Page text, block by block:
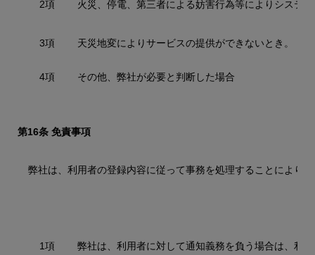
2項 火災、停電、第三者による妨害行為等によりシステ
3項 天災地変によりサービスの提供ができないとき。
4項 その他、弊社が必要と判断した場合
第16条 免責事項
弊社は、利用者の登録内容に従って事務を処理することにより
1項 弊社は、利用者に対して通知義務を負う場合は、利